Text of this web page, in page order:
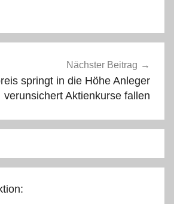
Nächster Beitrag
springt in die Höhe Anleger
verunsichert Aktienkurse fallen